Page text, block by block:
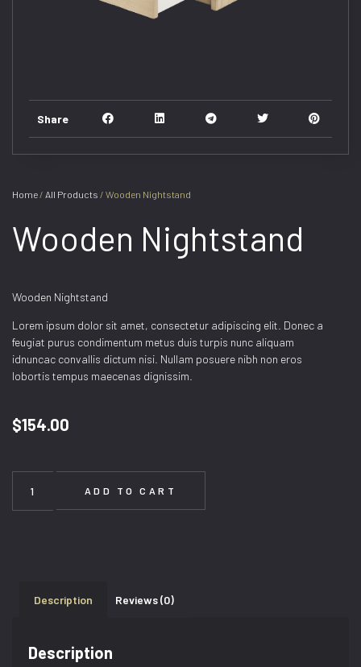
Home / All Products / Wooden Nightstand
Wooden Nightstand
Wooden Nightstand
Lorem ipsum dolor sit amet, consectetur adipiscing elit. Donec a
feugiat purus condimentum metus duis turpis nunc aliquam
idnuncac convallis dictum nisi. Nullam posuere nibh non eros
lobortis tempus maecenas dignissim.
$154.00
ADD TO CART
Share
Description Reviews (0)
Description